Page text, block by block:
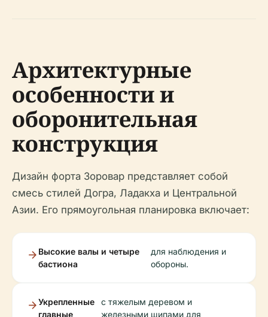
Архитектурные
особенности и
оборонительная
конструкция
Дизайн форта Зоровар представляет собой
смесь стилей Догра, Ладакха и Центральной
Азии. Его прямоугольная планировка включает:
Высокие валы и четыре
бастиона
для наблюдения и
обороны.
Укрепленные
главные
с тяжелым деревом и
железными шипами для